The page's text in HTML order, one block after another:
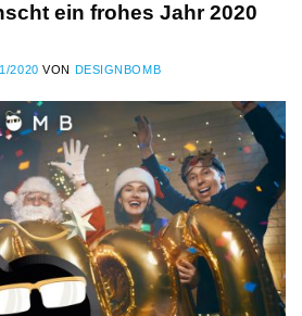
ein frohes Jahr 2020
2020 VON DESIGNBOMB